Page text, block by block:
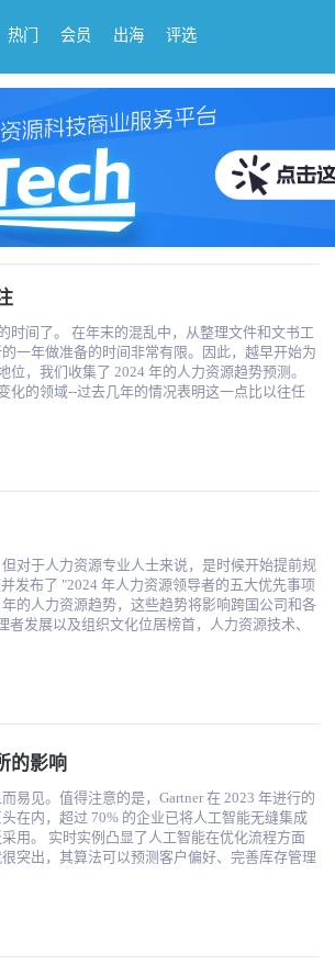
热门 会员 出海 评选
理文件和文书工
一年做准备的时间非常有限。因此，越早开始为
为，在您为今年的结束和明年的计划做准备时，
智能的热潮预计将持续到新的一年。 "Pope
提高决策、效率、个性化、预测分析能力，并为
中的臆测，并了解组织内工作场所不当行为、骚
织能够制定战略，旨在防止未来的不当行为发
的预测：根据
归基本面，
要人与人之间的互动才能茁壮成长，让员工亲临
的
多数已经实施 RTO 的公司表示，它提高了收入、
需要一种以人为本的优秀文化。Pope 预测，加
本的文化、员
要趋势之一，因为它将为 2024 年及未来几年
对于人力资源专业人士来说，是时候开始提前规
发布了 "2024 年人力资源领导者的五大优先事项
的人力资源趋势，这些趋势将影响跨国公司和各
发展以及组织文化位居榜首，人力资源技术、
力资源趋势：我们是如
展势头将越来越好，并将成为人力资源专业人
。这两份资料还强调了2023年的DEI（多样
们在求职时所寻找的最佳文化和福利。它还能帮
现重大失误。Gartner 的 2024 年五大人力资源趋
根据自身的企业文化和优先事项来做出决定。
角色压力的准备，而且他们也不太可能通过培训
位失衡的期望和结构。 因此，2024 年
的影响
易见。值得注意的是，Gartner 在 2023 年进行的
在内，超过 70% 的企业已将人工智能无缝集成
流程方面
突出，其算法可以预测客户偏好、完善库存管理
据录入和开具发票。让我们来看看这些公司如何
器学习和统计算法分析近期和历史数据，预测未